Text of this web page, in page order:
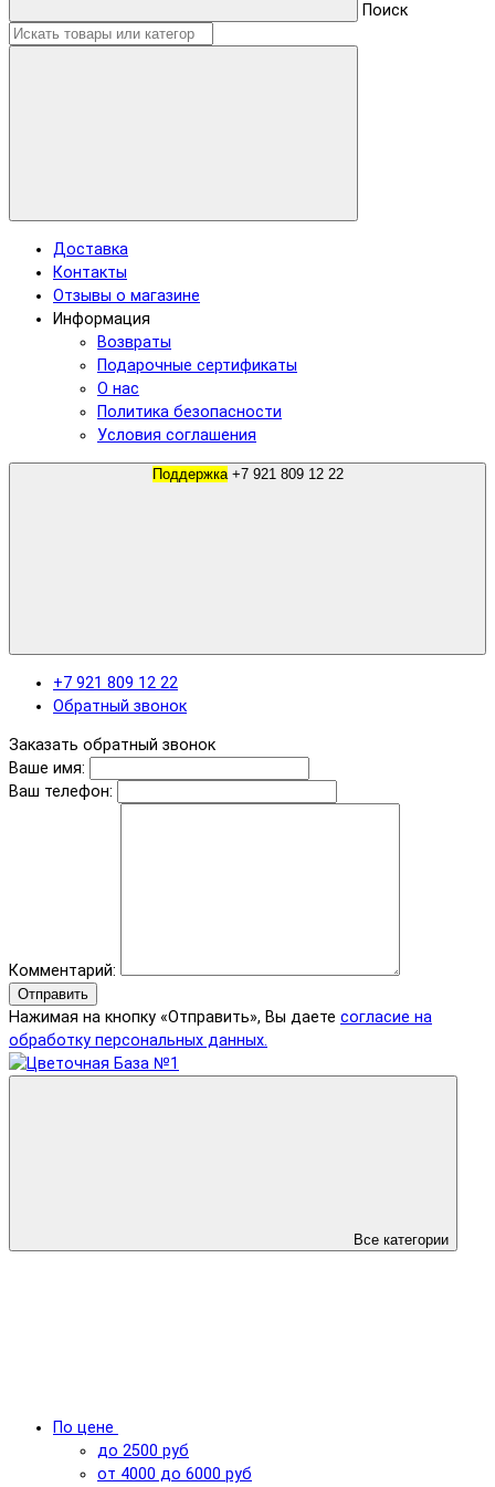
Поиск
Доставка
Контакты
Отзывы о магазине
Информация
Возвраты
Подарочные сертификаты
О нас
Политика безопасности
Условия соглашения
Поддержка +7 921 809 12 22
+7 921 809 12 22
Обратный звонок
Заказать обратный звонок
Ваше имя:
Ваш телефон:
Комментарий:
Отправить
Нажимая на кнопку «Отправить», Вы даете согласие на
обработку персональных данных.
Все категории
По цене
до 2500 руб
от 4000 до 6000 руб